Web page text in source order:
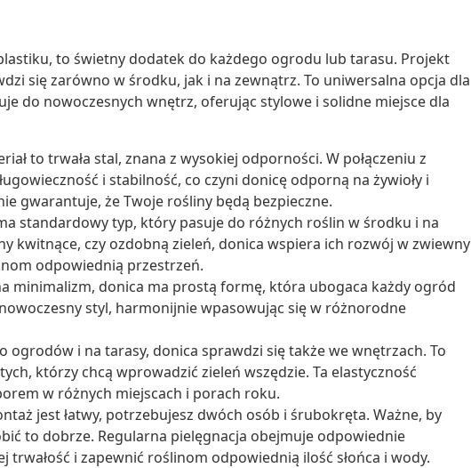
to świetny dodatek do każdego ogrodu lub tarasu. Projekt
się zarówno w środku, jak i na zewnątrz. To uniwersalna opcja dla
do nowoczesnych wnętrz, oferując stylowe i solidne miejsce dla
to trwała stal, znana z wysokiej odporności. W połączeniu z
i stabilność, co czyni donicę odporną na żywioły i
gwarantuje, że Twoje rośliny będą bezpieczne.
standardowy typ, który pasuje do różnych roślin w środku i na
kwitnące, czy ozdobną zieleń, donica wspiera ich rozwój w zwiewny
odpowiednią przestrzeń.
minimalizm, donica ma prostą formę, która ubogaca każdy ogród
styl, harmonijnie wpasowując się w różnorodne
ogrodów i na tarasy, donica sprawdzi się także we wnętrzach. To
którzy chcą wprowadzić zieleń wszędzie. Ta elastyczność
w różnych miejscach i porach roku.
jest łatwy, potrzebujesz dwóch osób i śrubokręta. Ważne, by
to dobrze. Regularna pielęgnacja obejmuje odpowiednie
trwałość i zapewnić roślinom odpowiednią ilość słońca i wody.